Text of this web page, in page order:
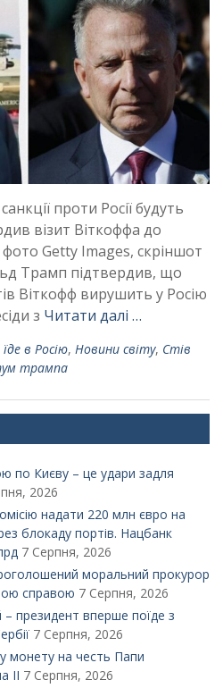
проти Росії будуть
візит Віткоффа до
Getty Images, скріншот
Трамп підтвердив, що
Віткофф вирушить у Росію
з Читати далі …
в Росію, Новини світу, Стів
трампа
по Києву – це удари задля
2026
надати 220 млн євро на
блокаду портів. Нацбанк
7 Серпня, 2026
моральний прокурор
справою 7 Серпня, 2026
президент вперше поїде з
7 Серпня, 2026
монету на честь Папи
ІІ 7 Серпня, 2026